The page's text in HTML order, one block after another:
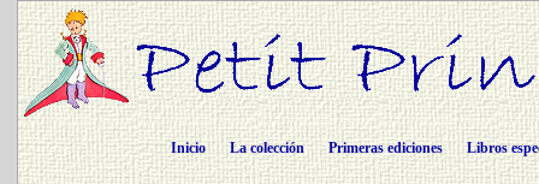
Inicio La colección Primeras ediciones Libros